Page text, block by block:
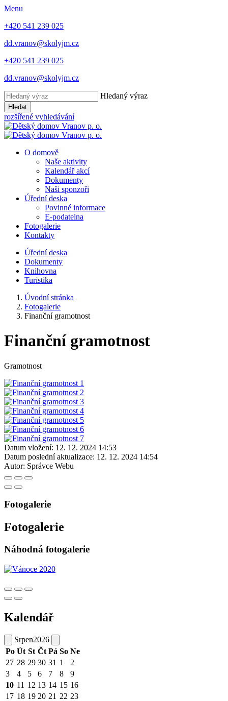
Menu
+420 541 239 025
dd.vranov@skolyjm.cz
+420 541 239 025
dd.vranov@skolyjm.cz
Hledaný výraz
Hledat
rozšířené vyhledávání
O domově
Naše aktivity
Kalendář akcí
Dokumenty
Naši sponzoři
Úřední deska
Povinné informace
E-podatelna
Fotogalerie
Kontakty
Úřední deska
Dokumenty
Knihovna
Turistika
Úvodní stránka
Fotogalerie
Finanční gramotnost
Finanční gramotnost
Gramotnost
Datum vložení: 12. 12. 2024 14:53
Datum poslední aktualizace: 12. 12. 2024 14:54
Autor: Správce Webu
Fotogalerie
Fotogalerie
Náhodná fotogalerie
Kalendář
Srpen2026
Po Út St Čt Pá So Ne
27 28 29 30 31 1
2
3
4 5 6 7 8
9
10 11 12 13 14 15 16
17 18 19 20 21 22 23